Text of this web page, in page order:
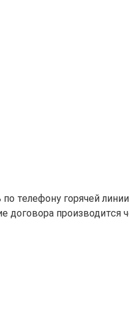
телефону горячей
производится